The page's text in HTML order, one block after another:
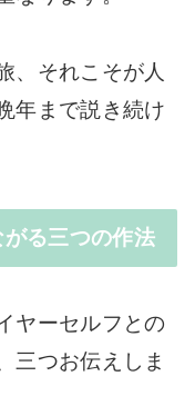
、それこそが人
年まで説き続け
る三つの作法
ヤーセルフとの
三つお伝えしま